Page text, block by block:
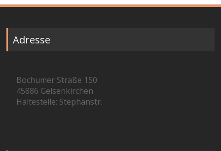
Adresse
Bochumer Straße 150
45886 Gelsenkirchen
Haltestelle: Stephanstr.